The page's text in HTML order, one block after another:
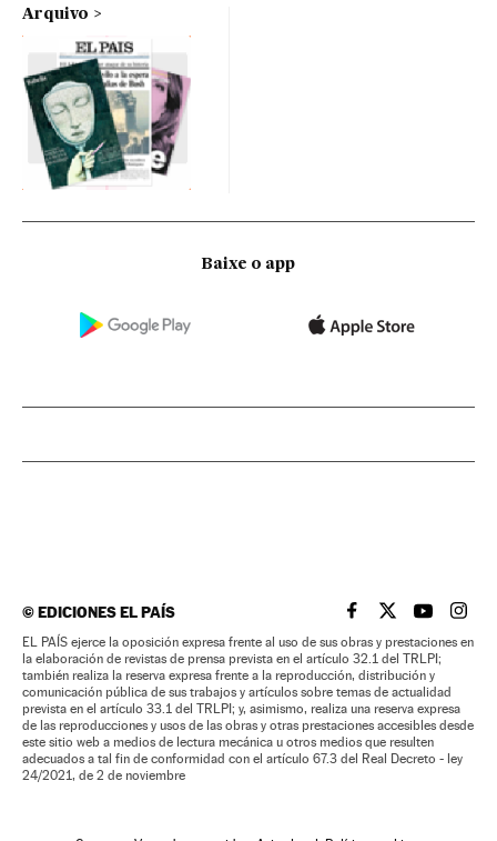
Arquivo
Baixe o app
©EDICIONES EL PAÍS EL PAÍS BRASIL EN
EL PAÍSEL PAÍS
EL
EL PAÍS ejerce la oposición expresa frente al uso de sus obras y prestaciones en
la elaboración de revistas de prensa prevista en el artículo 32.1 del TRLPI;
también realiza la reserva expresa frente a la reproducción, distribución y
comunicación pública de sus trabajos y artículos sobre temas de actualidad
prevista en el artículo 33.1 del TRLPI; y, asimismo, realiza una reserva expresa
de las reproducciones y usos de las obras y otras prestaciones accesibles desde
este sitio web a medios de lectura mecánica u otros medios que resulten
adecuados a tal fin de conformidad con el artículo 67.3 del Real Decreto - ley
24/2021, de 2 de noviembre